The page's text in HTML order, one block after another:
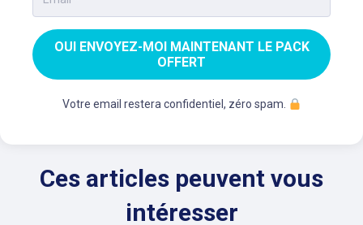
OUI ENVOYEZ-MOI MAINTENANT LE PACK
OFFERT
Votre email restera confidentiel, zéro spam.
Ces articles peuvent vous
intéresser